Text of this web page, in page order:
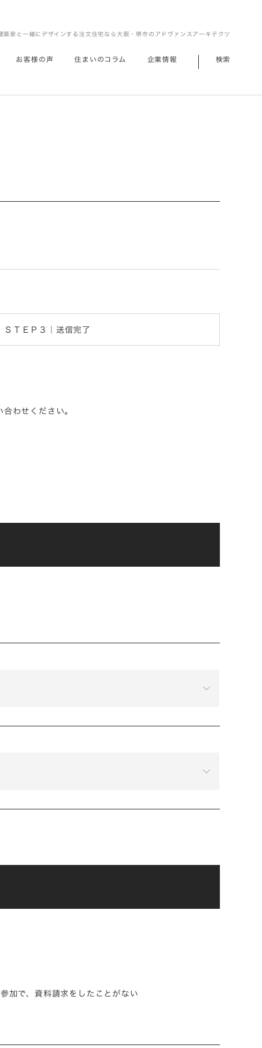
築家と一緒にデザインする注文住宅なら大阪・堺市のアドヴァンスアーキテクツ
お客様の声 住まいのコラム 企業情報 検索
ＳＴＥＰ３｜送信完了
わせください。
加で、資料請求をしたことがない